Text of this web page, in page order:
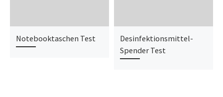
Notebooktaschen Test
Desinfektionsmittel-
Spender Test